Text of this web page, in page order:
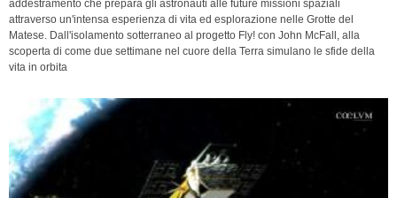
addestramento che prepara gli astronauti alle future missioni spaziali
attraverso un'intensa esperienza di vita ed esplorazione nelle Grotte del
Matese. Dall'isolamento sotterraneo al progetto Fly! con John McFall, alla
scoperta di come due settimane nel cuore della Terra simulano le sfide della
vita in orbita